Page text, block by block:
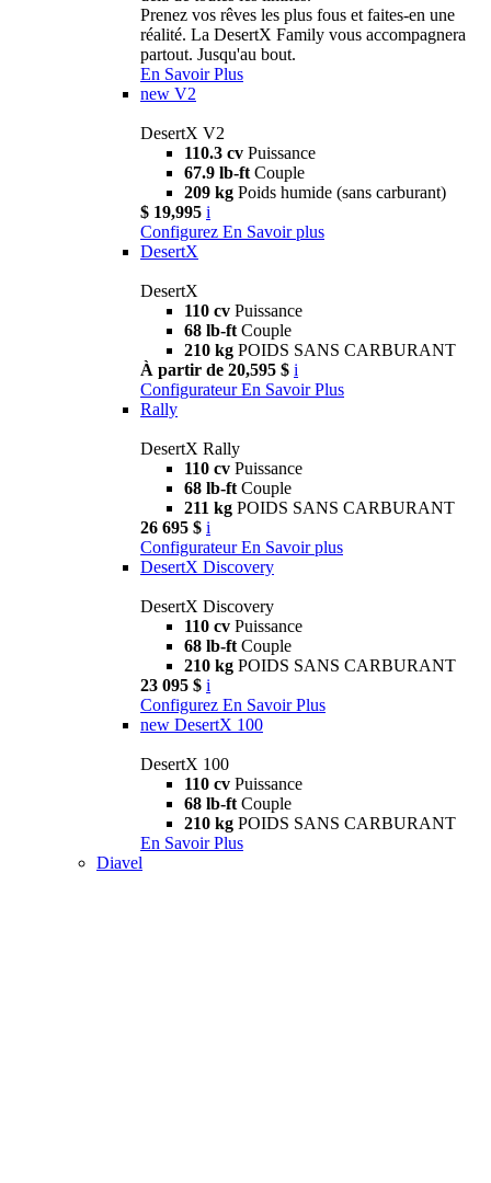
Prenez vos rêves les plus fous et faites-en une
réalité. La DesertX Family vous accompagnera
partout. Jusqu'au bout.
En Savoir Plus
new V2
DesertX V2
110.3 cv Puissance
67.9 lb-ft Couple
209 kg Poids humide (sans carburant)
$ 19,995 i
Configurez En Savoir plus
DesertX
DesertX
110 cv Puissance
68 lb-ft Couple
210 kg POIDS SANS CARBURANT
À partir de 20,595 $ i
Configurateur En Savoir Plus
Rally
DesertX Rally
110 cv Puissance
68 lb-ft Couple
211 kg POIDS SANS CARBURANT
26 695 $ i
Configurateur En Savoir plus
DesertX Discovery
DesertX Discovery
110 cv Puissance
68 lb-ft Couple
210 kg POIDS SANS CARBURANT
23 095 $ i
Configurez En Savoir Plus
new DesertX 100
DesertX 100
110 cv Puissance
68 lb-ft Couple
210 kg POIDS SANS CARBURANT
En Savoir Plus
Diavel